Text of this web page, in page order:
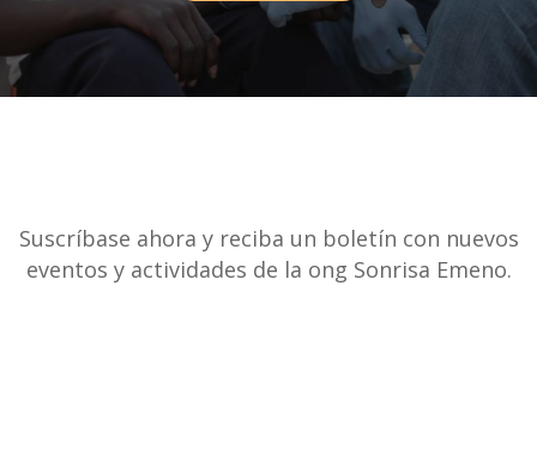
Suscríbase ahora y reciba un boletín con nuevos
eventos y actividades de la ong Sonrisa Emeno.